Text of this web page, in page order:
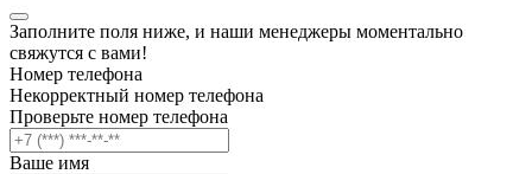
Заполните поля ниже, и наши менеджеры моментально
свяжутся с вами!
Номер телефона
Некорректный номер телефона
Проверьте номер телефона
Ваше имя